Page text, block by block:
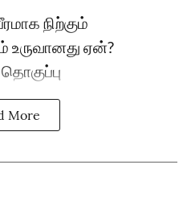
நிற்கும்
ஏன்?
More